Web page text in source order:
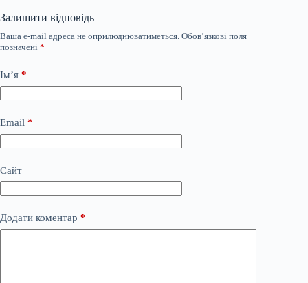
Залишити відповідь
Ваша e-mail адреса не оприлюднюватиметься. Обов’язкові поля
позначені *
Ім’я *
Email *
Сайт
Додати коментар *